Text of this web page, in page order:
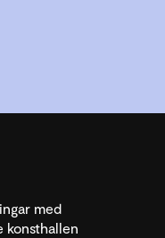
med
konsthallen